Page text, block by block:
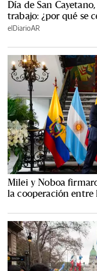
Día de San
trabajo: ¿por qué se
elDiarioAR
Milei y Noboa
la cooperación